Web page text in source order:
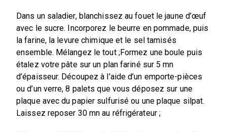
Dans un saladier, blanchissez au fouet le jaune d’œuf
avec le sucre. Incorporez le beurre en pommade, puis
la farine, la levure chimique et le sel tamisés
ensemble. Mélangez le tout ;Formez une boule puis
étalez votre pâte sur un plan fariné sur 5 mn
d’épaisseur. Découpez à l’aide d’un emporte-pièces
ou d’un verre, 8 palets que vous déposez sur une
plaque avec du papier sulfurisé ou une plaque silpat.
Laissez reposer 30 mn au réfrigérateur ;